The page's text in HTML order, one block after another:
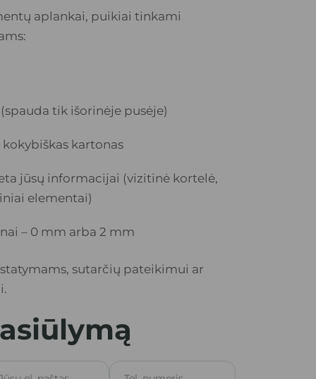
aplankai, puikiai tinkami
tik išorinėje pusėje)
kokybiškas kartonas
jūsų informacijai (vizitinė kortelė,
elementai)
– 0 mm arba 2 mm
sutarčių pateikimui ar